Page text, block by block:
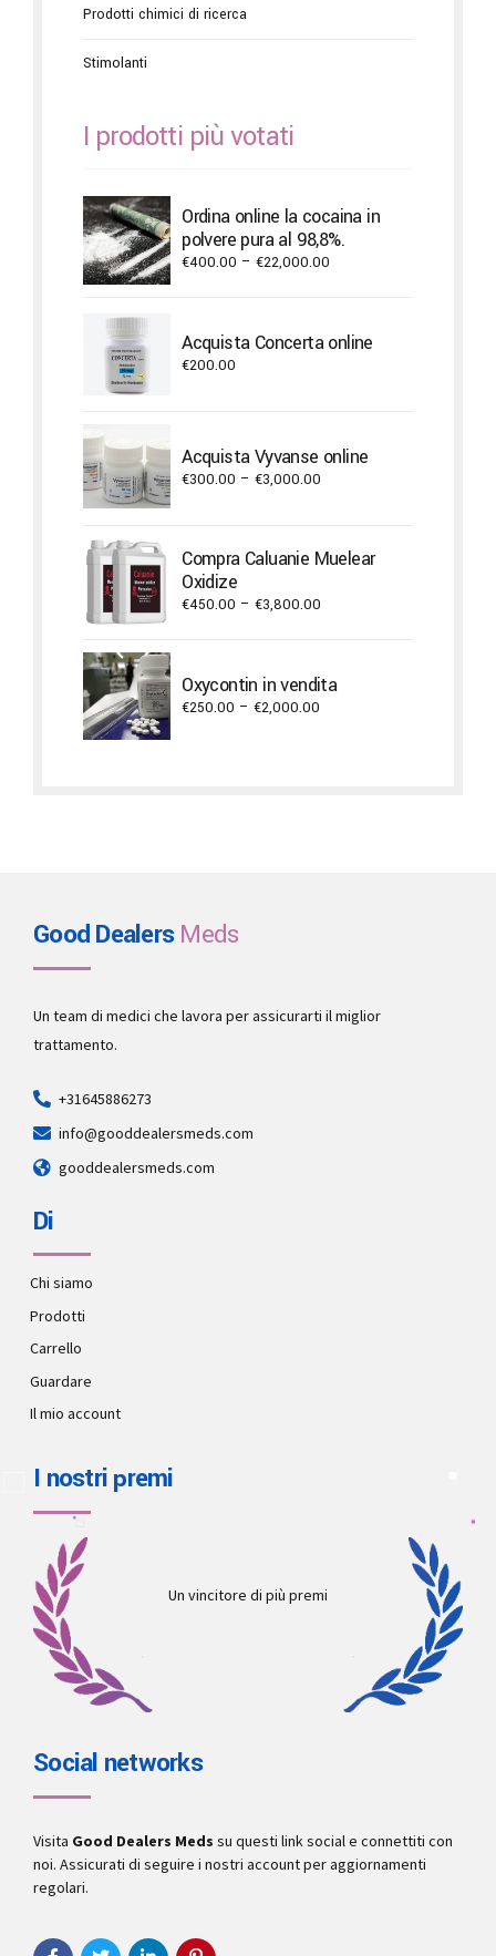
Prodotti chimici di ricerca
Stimolanti
I prodotti più votati
Ordina online la cocaina in
polvere pura al 98,8%.
€400.00 – €22,000.00
through
€22,000.00
Acquista Concerta online
€200.00
Acquista Vyvanse online
€300.00 – €3,000.00
through
€3,000.00
Compra Caluanie Muelear
Oxidize
€450.00 – €3,800.00
€3,800.00
Oxycontin in vendita
€250.00 – €2,000.00
Good DealersMeds
Un team di medici che lavora per assicurarti il miglior
trattamento.
+31645886273
info@gooddealersmeds.com
gooddealersmeds.com
Di
Chi siamo
Prodotti
Carrello
Guardare
Il mio account
I nostri premi
Un vincitore di più premi
Social networks
Visita Good Dealers Meds su questi link social e connettiti con
noi. Assicurati di seguire i nostri account per aggiornamenti
regolari.